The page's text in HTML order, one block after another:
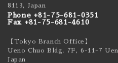
8113, Japan
Phone +81-75-681-0351
Fax +81-75-681-4610
【Tokyo Branch Office】
Ueno Chuo Bldg. 7F, 6-11-7
Japan